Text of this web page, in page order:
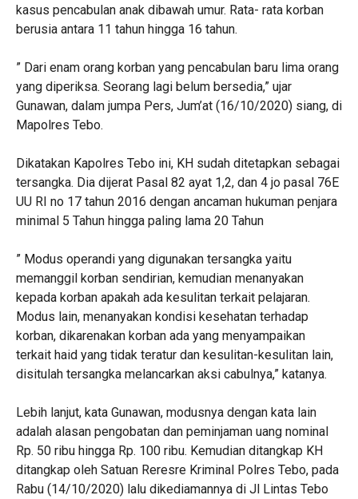
kasus pencabulan anak dibawah umur. Rata- rata korban
berusia antara 11 tahun hingga 16 tahun.
” Dari enam orang korban yang pencabulan baru lima orang
yang diperiksa. Seorang lagi belum bersedia,” ujar
Gunawan, dalam jumpa Pers, Jum’at (16/10/2020) siang, di
Mapolres Tebo.
Dikatakan Kapolres Tebo ini, KH sudah ditetapkan sebagai
tersangka. Dia dijerat Pasal 82 ayat 1,2, dan 4 jo pasal 76E
UU RI no 17 tahun 2016 dengan ancaman hukuman penjara
minimal 5 Tahun hingga paling lama 20 Tahun
” Modus operandi yang digunakan tersangka yaitu
memanggil korban sendirian, kemudian menanyakan
kepada korban apakah ada kesulitan terkait pelajaran.
Modus lain, menanyakan kondisi kesehatan terhadap
korban, dikarenakan korban ada yang menyampaikan
terkait haid yang tidak teratur dan kesulitan-kesulitan lain,
disitulah tersangka melancarkan aksi cabulnya,” katanya.
Lebih lanjut, kata Gunawan, modusnya dengan kata lain
adalah alasan pengobatan dan peminjaman uang nominal
Rp. 50 ribu hingga Rp. 100 ribu. Kemudian ditangkap KH
ditangkap oleh Satuan Reresre Kriminal Polres Tebo, pada
Rabu (14/10/2020) lalu dikediamannya di Jl Lintas Tebo